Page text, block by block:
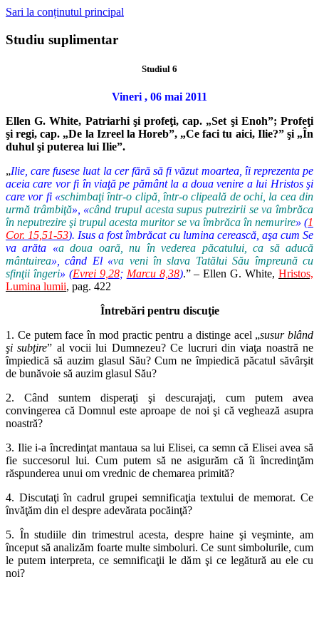
Sari la conținutul principal
Studiu suplimentar
Studiul 6
Vineri , 06 mai 2011
Ellen G. White, Patriarhi şi profeţi, cap. „Set şi Enoh”; Profeţi
şi regi, cap. „De la Izreel la Horeb”, „Ce faci tu aici, Ilie?” şi „În
duhul şi puterea lui Ilie”.
„Ilie, care fusese luat la cer fără să fi văzut moartea, îi reprezenta pe
aceia care vor fi în viaţă pe pământ la a doua venire a lui Hristos şi
care vor fi «schimbaţi într-o clipă, într-o clipeală de ochi, la cea din
urmă trâmbiţă», «când trupul acesta supus putrezirii se va îmbrăca
în neputrezire şi trupul acesta muritor se va îmbrăca în nemurire» (1
Cor. 15,51-53). Isus a fost îmbrăcat cu lumina cerească, aşa cum Se
va arăta «a doua oară, nu în vederea păcatului, ca să aducă
mântuirea», când El «va veni în slava Tatălui Său împreună cu
sfinţii îngeri» (Evrei 9,28; Marcu 8,38).” – Ellen G. White,Hristos,
Lumina lumii, pag. 422
Întrebări pentru discuţie
1. Ce putem face în mod practic pentru a distinge acel „susur blând
şi subţire” al vocii lui Dumnezeu? Ce lucruri din viaţa noastră ne
împiedică să auzim glasul Său? Cum ne împiedică păcatul săvârşit
de bunăvoie să auzim glasul Său?
2. Când suntem disperaţi şi descurajaţi, cum putem avea
convingerea că Domnul este aproape de noi şi că veghează asupra
noastră?
3. Ilie i-a încredinţat mantaua sa lui Elisei, ca semn că Elisei avea să
fie succesorul lui. Cum putem să ne asigurăm că îi încredinţăm
răspunderea unui om vrednic de chemarea primită?
4. Discutaţi în cadrul grupei semnificaţia textului de memorat. Ce
învăţăm din el despre adevărata pocăinţă?
5. În studiile din trimestrul acesta, despre haine şi veşminte, am
început să analizăm foarte multe simboluri. Ce sunt simbolurile, cum
le putem interpreta, ce semnificaţii le dăm şi ce legătură au ele cu
noi?